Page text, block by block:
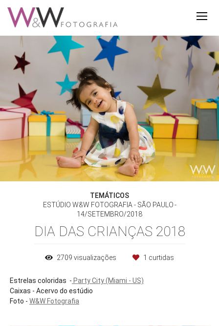
TEMÁTICOS
ESTÚDIO W&W FOTOGRAFIA - SÃO PAULO
14/SETEMBRO/2018
DIA DAS CRIANÇAS 2018
2709 visualizações 1 curtidas
Estrelas coloridas - Party City (Miami - US)
Caixas - Acervo do estúdio
Foto - W&W Fotografia